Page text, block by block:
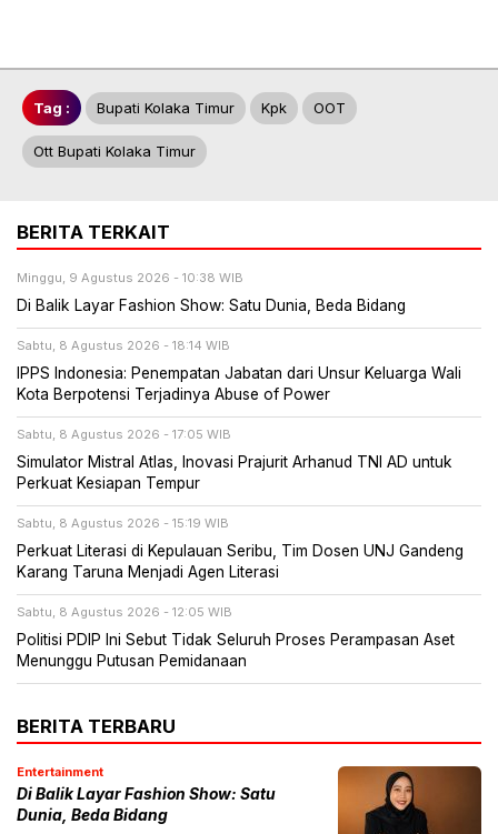
Tag : Bupati Kolaka Timur Kpk OOT
Ott Bupati Kolaka Timur
BERITA TERKAIT
Minggu, 9 Agustus 2026 - 10:38 WIB
Di Balik Layar Fashion Show: Satu Dunia, Beda Bidang
Sabtu, 8 Agustus 2026 - 18:14 WIB
IPPS Indonesia: Penempatan Jabatan dari Unsur Keluarga Wali
Kota Berpotensi Terjadinya Abuse of Power
Sabtu, 8 Agustus 2026 - 17:05 WIB
Simulator Mistral Atlas, Inovasi Prajurit Arhanud TNI AD untuk
Perkuat Kesiapan Tempur
Sabtu, 8 Agustus 2026 - 15:19 WIB
Perkuat Literasi di Kepulauan Seribu, Tim Dosen UNJ Gandeng
Karang Taruna Menjadi Agen Literasi
Sabtu, 8 Agustus 2026 - 12:05 WIB
Politisi PDIP Ini Sebut Tidak Seluruh Proses Perampasan Aset
Menunggu Putusan Pemidanaan
BERITA TERBARU
Entertainment
Di Balik Layar Fashion Show: Satu
Dunia, Beda Bidang